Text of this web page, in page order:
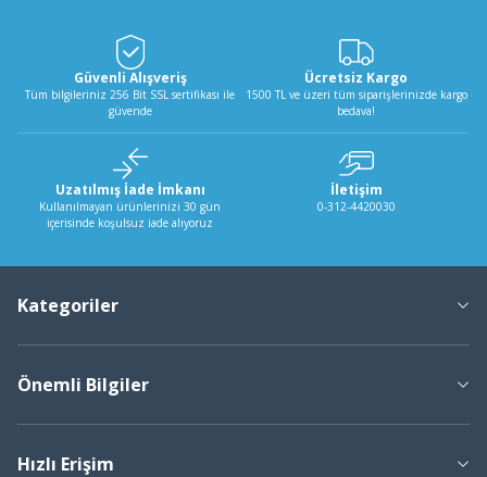
Güvenli Alışveriş
Tüm bilgileriniz 256 Bit SSL sertifikası ile
güvende
Ücretsiz Kargo
1500 TL ve üzeri tüm siparişlerinizde kargo
bedava!
Uzatılmış İade İmkanı
Kullanılmayan ürünlerinizi 30 gün
içerisinde koşulsuz iade alıyoruz
İletişim
0-312-4420030
Kategoriler
Önemli Bilgiler
Hızlı Erişim